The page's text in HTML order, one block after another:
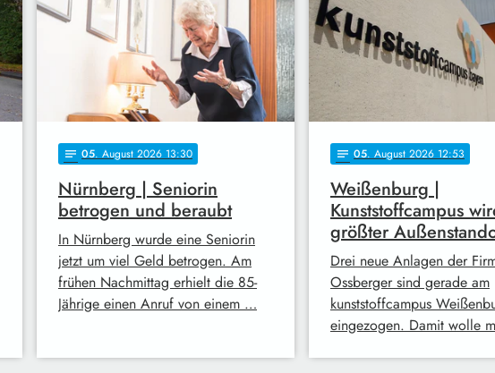
notes 05. August 2026 13:30
Nürnberg | Seniorin
betrogen und beraubt
In Nürnberg wurde eine Seniorin
jetzt um viel Geld betrogen. Am
frühen Nachmittag erhielt die 85-
Jährige einen Anruf von einem …
notes 05. August 2026 12:53
Weißenburg |
Kunststoffcampus
größter
Drei neue Anlagen der
Ossberger sind gerade am
kunststoffcampus
eingezogen. Damit wolle